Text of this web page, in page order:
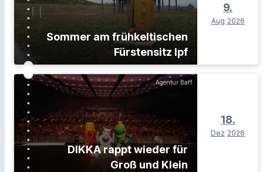
Sommer am frühkeltischen
Fürstensitz Ipf
9.
Aug 2026
Agentur Baff
DIKKA rappt wieder für
Groß und Klein
18.
Dez 2026